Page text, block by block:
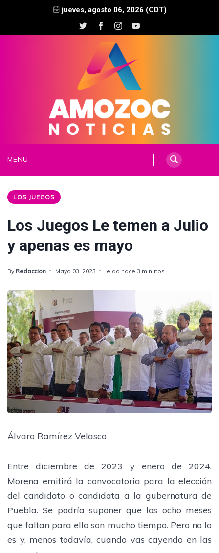
jueves, agosto 06, 2026 (CDT)
MENU
LOS JUEGOS
Los Juegos Le temen a Julio
y apenas es mayo
By Redaccion Mayo 03, 2023 leido hace 3 minutos
Álvaro Ramírez Velasco
Entre diciembre de 2023 y enero de 2024,
Morena emitirá la convocatoria para la elección
del candidato o candidata a la gubernatura de
Puebla. Se podría suponer que los ocho meses
que faltan para ello son mucho tiempo. Pero no lo
es y, menos todavía, cuando vas cayendo en las